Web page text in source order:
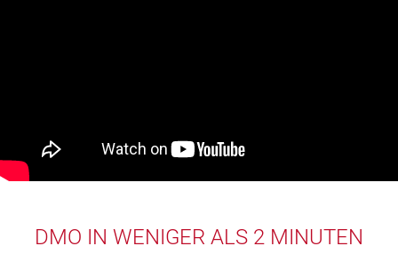
DMO IN WENIGER ALS 2 MINUTEN